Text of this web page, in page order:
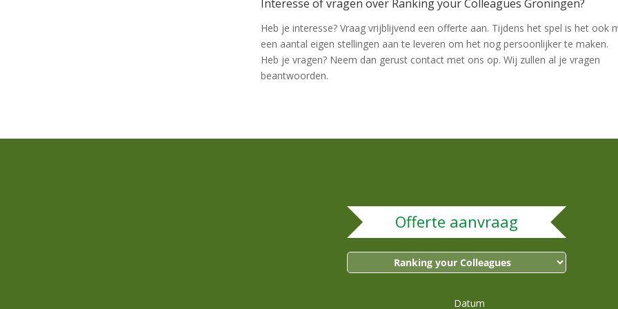
Interesse of vragen over Ranking your Colleagues Groningen?
Heb je interesse? Vraag vrijblijvend een offerte aan. Tijdens het spel is het ook
een aantal eigen stellingen aan te leveren om het nog persoonlijker te maken.
Heb je vragen? Neem dan gerust contact met ons op. Wij zullen al je vragen
beantwoorden.
Offerte aanvraag
Datum